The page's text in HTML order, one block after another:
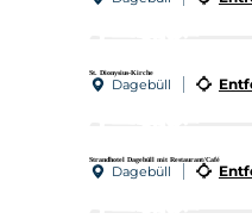
St. Dionysius-Kirche
Dagebüll
Strandhotel Dagebüll mit Restaurant/Café
Dagebüll